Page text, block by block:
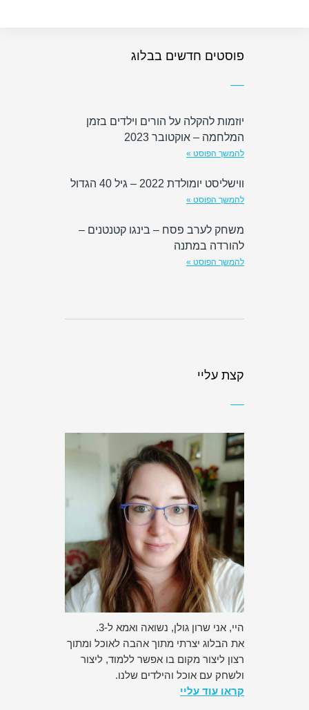
פוסטים חדשים בבלוג
יוזמות להקלה על הורים וילדים בזמן
המלחמה – אוקטובר 2023
להמשך הפוסט »
ווישליסט יומולדת 2022 – גיל 40 הגדול
להמשך הפוסט »
משחק לערב פסח – בינגו קטנטנים –
להורדה במתנה
להמשך הפוסט »
קצת עליי
היי, אני שרון גולן, נשואה ואמא ל-3.
את הבלוג יצרתי מתוך אהבה לאוכל ומתוך
רצון ליצור מקום בו אפשר ללמוד, ליצור
ולשחק עם אוכל והילדים שלנו.
קראו עוד עליי